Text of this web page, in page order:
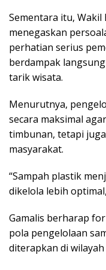
Sementara itu, Wakil
menegaskan
perhatian serius
berdampak
tarik wisata.
Menurutnya,
secara maksimal
timbunan, tetapi
masyarakat.
“Sampah plastik
dikelola lebih
Gamalis berharap
pola pengelolaan
diterapkan di